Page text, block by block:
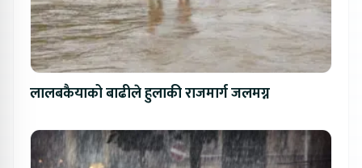
लालबकैयाको बाढीले हुलाकी राजमार्ग जलमग्न